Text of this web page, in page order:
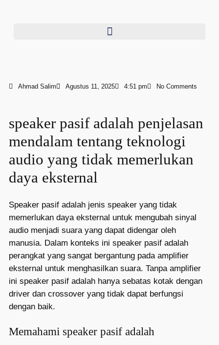
Ahmad Salim Agustus 11, 2025 4:51 pm No Comments
speaker pasif adalah penjelasan
mendalam tentang teknologi
audio yang tidak memerlukan
daya eksternal
Speaker pasif adalah jenis speaker yang tidak
memerlukan daya eksternal untuk mengubah sinyal
audio menjadi suara yang dapat didengar oleh
manusia. Dalam konteks ini speaker pasif adalah
perangkat yang sangat bergantung pada amplifier
eksternal untuk menghasilkan suara. Tanpa amplifier
ini speaker pasif adalah hanya sebatas kotak dengan
driver dan crossover yang tidak dapat berfungsi
dengan baik.
Memahami speaker pasif adalah